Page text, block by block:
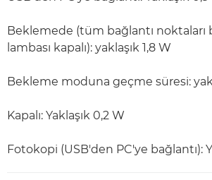
Beklemede (tüm bağlantı noktaları
lambası kapalı): yaklaşık 1,8 W
Bekleme moduna geçme süresi:
Kapalı: Yaklaşık 0,2 W
Fotokopi (USB'den PC'ye bağlantı):